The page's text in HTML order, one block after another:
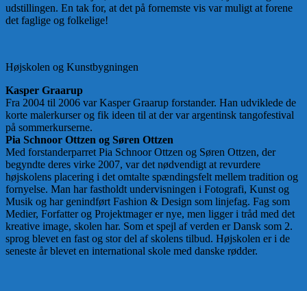
udstillingen. En tak for, at det på fornemste vis var muligt at forene
det faglige og folkelige!
Højskolen og Kunstbygningen
Kasper Graarup
Fra 2004 til 2006 var Kasper Graarup forstander. Han udviklede de
korte malerkurser og fik ideen til at der var argentinsk tangofestival
på sommerkurserne.
Pia Schnoor Ottzen og Søren Ottzen
Med forstanderparret Pia Schnoor Ottzen og Søren Ottzen, der
begyndte deres virke 2007, var det nødvendigt at revurdere
højskolens placering i det omtalte spændingsfelt mellem tradition og
fornyelse. Man har fastholdt undervisningen i Fotografi, Kunst og
Musik og har genindført Fashion & Design som linjefag. Fag som
Medier, Forfatter og Projektmager er nye, men ligger i tråd med det
kreative image, skolen har. Som et spejl af verden er Dansk som 2.
sprog blevet en fast og stor del af skolens tilbud. Højskolen er i de
seneste år blevet en international skole med danske rødder.